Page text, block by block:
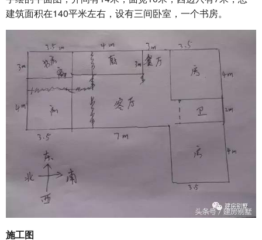
建筑面积在140平米左右，设有三间卧室，一个书房。
施工图